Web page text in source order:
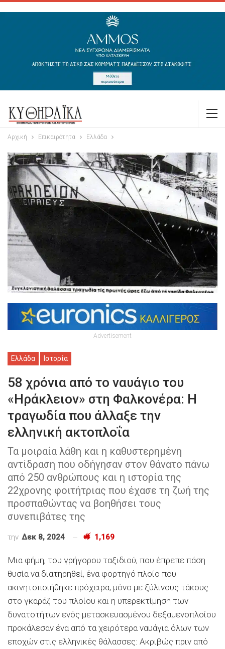
Αρχική Επικαιρότητα Ελλάδα
Advertisement
Ελλάδα Ιστορία
58 χρόνια από το ναυάγιο του
«Ηράκλειον» στη Φαλκονέρα: Η
τραγωδία που άλλαξε την
ελληνική ακτοπλοΐα
Τα μοιραία λάθη και η καθυστερημένη
αντίδραση που οδήγησαν στον θάνατο πάνω
από 250 ανθρώπους και η ιστορία της
22χρονης φοιτήτριας που έχασε τη ζωή της
προσπαθώντας να βοηθήσει τους
συνεπιβάτες της
την Δεκ 8, 2024 1,169
Μια φήμη, του γρήγορου ταξιδιού, που έπρεπε πάση
θυσία να διατηρηθεί, ένα φορτηγό πλοίο που
ακινητοποιήθηκε πρόχειρα, μόνο με ξύλινους τάκους
στο γκαράζ του πλοίου και η υπερεκτίμηση των
δυνατοτήτων ενός μετασκευασμένου δεξαμενοπλοίου
προκάλεσαν ένα από τα χειρότερα ναυάγια όλων των
εποχών στις ελληνικές θάλασσες: Ακριβώς πριν από